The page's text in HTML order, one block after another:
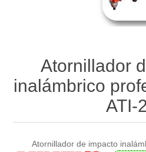
Atornillador
inalámbrico
ATI-
Atornillador de impacto